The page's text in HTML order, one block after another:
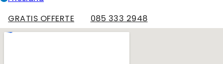
GRATIS OFFERTE
085 333 2948